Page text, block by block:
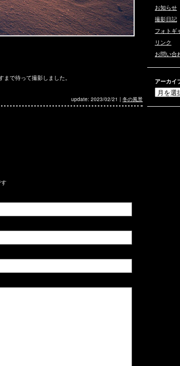
で待って撮影しました。
update: 2023/02/21 | 冬の風景
お知らせ
撮影日記
フォトギ
リンク
お問い合
アーカイ